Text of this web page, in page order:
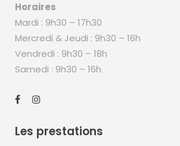
Horaires
Mardi : 9h30 – 17h30
Mercredi & Jeudi : 9h30 – 16h
Vendredi : 9h30 – 18h
Samedi : 9h30 – 16h
Les prestations